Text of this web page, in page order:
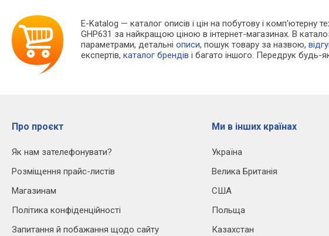
E-Katalog — каталог описів і цін на побутову і комп'ютерну
GHP631 за найкращою ціною в інтернет-магазинах. В
параметрами, детальніописи, пошук товару за назвою,
експертів,каталог брендів і багато іншого. Передрук будь-
Про проєкт
Як нам зателефонувати?
Розміщення прайс-листів
Магазинам
Політика конфіденційності
Запитання й побажання щодо сайту
Ми в інших країнах
Україна
Велика Британія
США
Польща
Казахстан